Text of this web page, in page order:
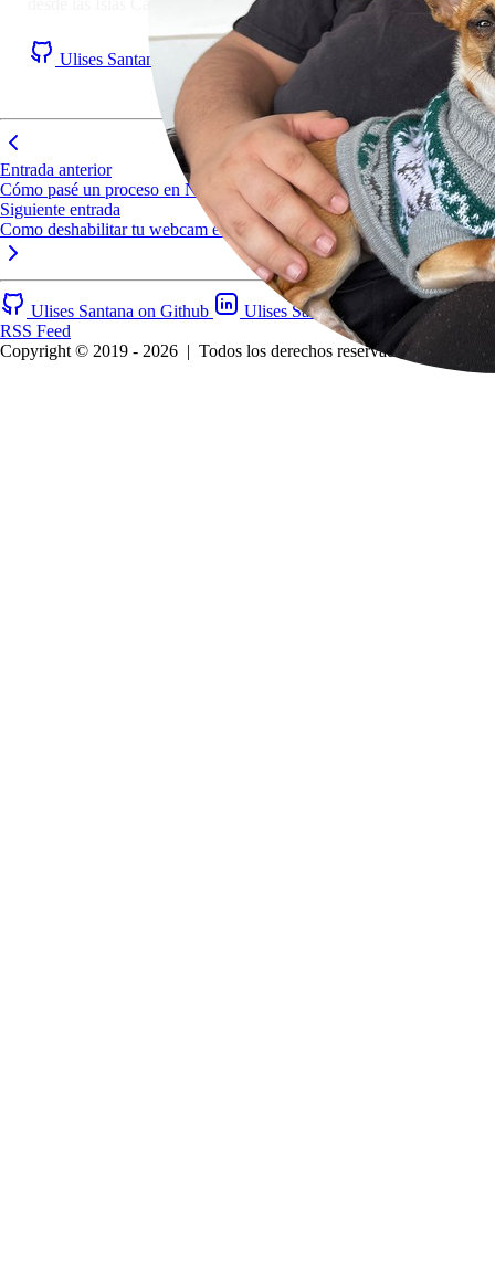
Ulises Santana on Github
Ulises Santana on LinkedIn
RSS Feed
Entrada anterior
Cómo pasé un proceso en Node.js de 5 horas a 5 minutos
Siguiente entrada
Como deshabilitar tu webcam en Linux
Ulises Santana on Github
Ulises Santana on LinkedIn
RSS Feed
Copyright © 2019 - 2026 | Todos los derechos reservados.